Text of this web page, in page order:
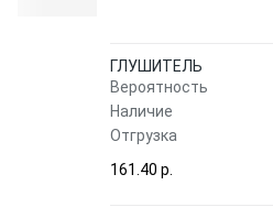
ГЛУШИТЕЛЬ
Вероятность
Наличие
Отгрузка
161.40 p.